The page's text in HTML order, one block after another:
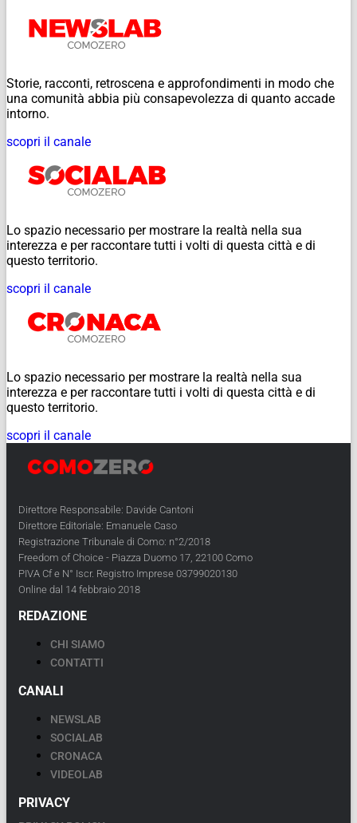
Storie, racconti, retroscena e approfondimenti in modo che
una comunità abbia più consapevolezza di quanto accade
intorno.
scopri il canale
Lo spazio necessario per mostrare la realtà nella sua
interezza e per raccontare tutti i volti di questa città e di
questo territorio.
scopri il canale
Lo spazio necessario per mostrare la realtà nella sua
interezza e per raccontare tutti i volti di questa città e di
questo territorio.
scopri il canale
Direttore Responsabile: Davide Cantoni
Direttore Editoriale: Emanuele Caso
Registrazione Tribunale di Como: n°2/2018
Freedom of Choice - Piazza Duomo 17, 22100 Como
PIVA Cf e N° Iscr. Registro Imprese 03799020130
Online dal 14 febbraio 2018
REDAZIONE
CHI SIAMO
CONTATTI
CANALI
NEWSLAB
SOCIALAB
CRONACA
VIDEOLAB
PRIVACY